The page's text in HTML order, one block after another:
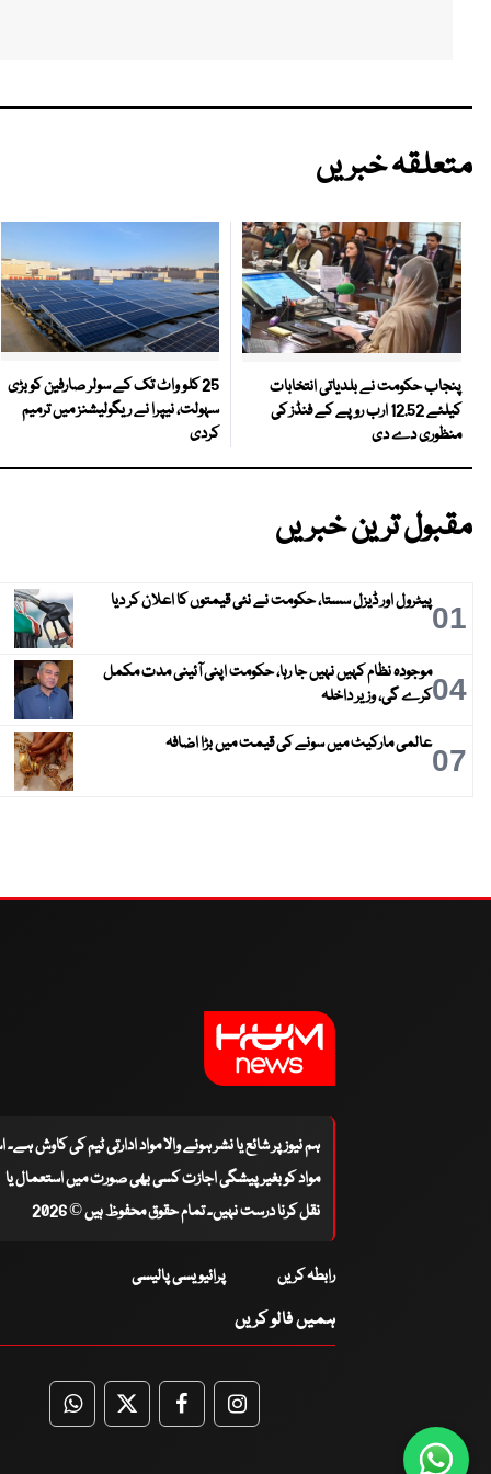
متعلقہ خبریں
پنجاب حکومت نے بلدیاتی انتخابات
کیلئے 12.52 ارب روپے کے فنڈز کی
منظوری دے دی
25 کلو واٹ تک کے سولر صارفین کو بڑی
سہولت، نیپرا نے ریگولیشنز میں ترمیم
کردی
مقبول ترین خبریں
01پیٹرول اور ڈیزل سستا، حکومت نے نئی قیمتوں کا اعلان کر دیا
04موجودہ نظام کہیں نہیں جا رہا، حکومت اپنی آئینی مدت مکمل
کرے گی، وزیر داخلہ
07عالمی مارکیٹ میں سونے کی قیمت میں بڑا اضافہ
ہم نیوز پر شائع یا نشر ہونے والا مواد ادارتی ٹیم کی کاوش
مواد کو بغیر پیشگی اجازت کسی بھی صورت میں استعمال یا
نقل کرنا درست نہیں۔ تمام حقوق محفوظ ہیں © 2026
رابطہ کریں پرائیویسی پالیسی
ہمیں فالو کریں
WhatsApp
TwitterFacebookFacebook